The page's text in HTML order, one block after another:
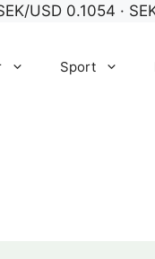
USD 0.1054 ·
Sport